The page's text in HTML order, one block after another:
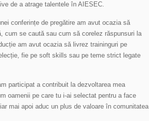
de a atrage talentele în AIESEC.
conferințe de pregătire am avut ocazia să
cum se caută sau cum să corelez răspunsuri la
am avut ocazia să livrez traininguri pe
fie pe soft skills sau pe teme strict legate
participat a contribuit la dezvoltarea mea
oamenii pe care tu i-ai selectat pentru a face
mai apoi aduc un plus de valoare în comunitatea